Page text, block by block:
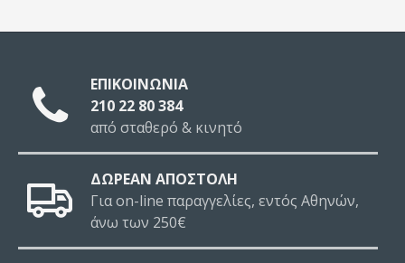
ΕΠΙΚΟΙΝΩΝΙΑ
210 22 80 384
από σταθερό & κινητό
ΔΩΡΕΑΝ ΑΠΟΣΤΟΛΗ
Για on-line παραγγελίες, εντός Αθηνών,
άνω των 250€